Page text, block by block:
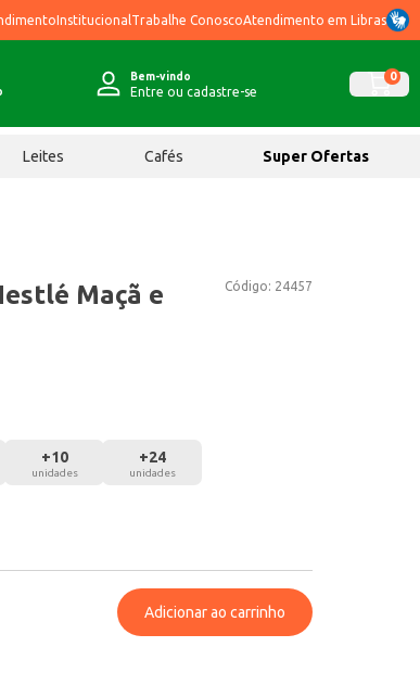
Institucional Trabalhe ConoscoAtendimento em Libras
Bem-vindo
Entre ou cadastre-se
0
Leites Cafés Super Ofertas
Código: 24457
Maçã e
+10
unidades
+24
unidades
Adicionar ao carrinho